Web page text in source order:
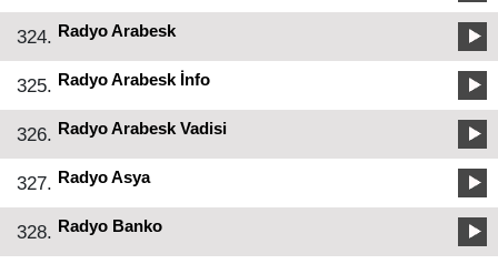
324. Radyo Arabesk
325. Radyo Arabesk İnfo
326. Radyo Arabesk Vadisi
327. Radyo Asya
328. Radyo Banko